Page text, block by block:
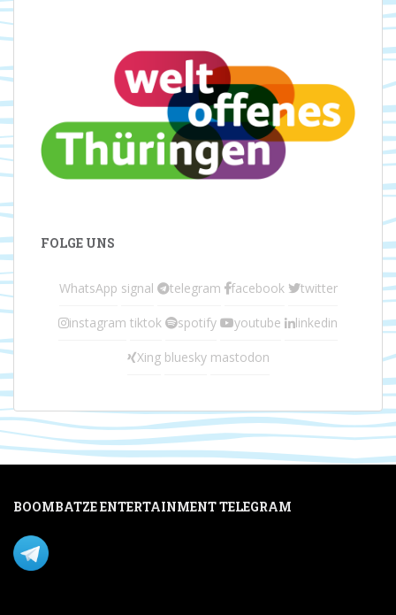
FOLGE UNS
WhatsApp signal telegram facebook twitter
instagram tiktok spotify youtube linkedin
Xing bluesky mastodon
BOOMBATZE ENTERTAINMENT TELEGRAM